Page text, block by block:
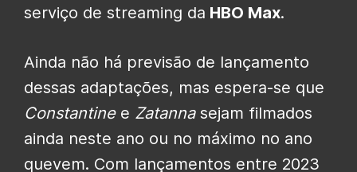
serviço de streaming da HBO Max.
Ainda não há previsão de lançamento
dessas adaptações, mas espera-se que
Constantinee Zatannasejam filmados
ainda neste ano ou no máximo no ano
quevem. Com lançamentos entre 2023